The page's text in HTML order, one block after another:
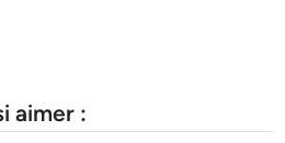
aimer :